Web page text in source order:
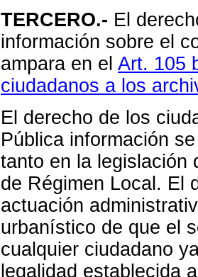
TERCERO.- El
información sobre el
ampara en el Art. 105
ciudadanos a los
El derecho de los
Pública información
tanto en la legislación
de Régimen Local. El
actuación
urbanístico de que el
cualquier ciudadano
legalidad establecida